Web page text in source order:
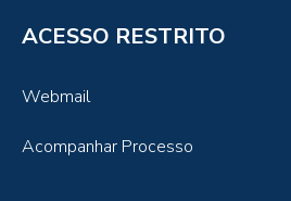
ACESSO RESTRITO
Webmail
Acompanhar Processo